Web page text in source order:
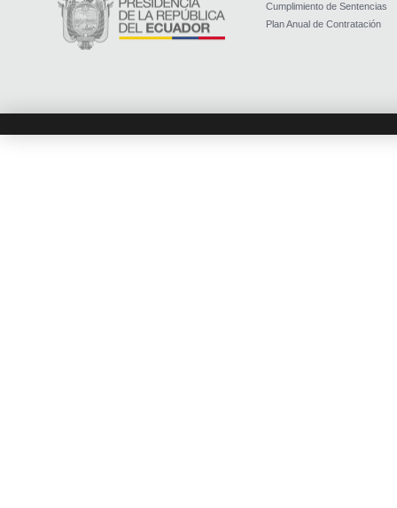
Cumplimiento de Sentencias
Plan Anual de Contratación